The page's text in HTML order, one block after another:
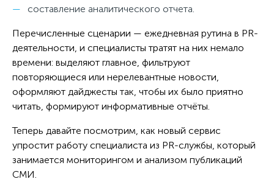
составление аналитического отчета.
Перечисленные сценарии — ежедневная рутина в PR-
деятельности, и специалисты тратят на них немало
времени: выделяют главное, фильтруют
повторяющиеся или нерелевантные новости,
оформляют дайджесты так, чтобы их было приятно
читать, формируют информативные отчёты.
Теперь давайте посмотрим, как новый сервис
упростит работу специалиста из PR-службы, который
занимается мониторингом и анализом публикаций
СМИ.